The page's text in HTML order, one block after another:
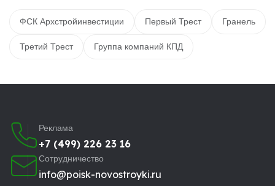
ФСК Архстройинвестиции Первый Трест Гранель
Третий Трест Группа компаний КПД
Реклама
+7 (499) 226 23 16
Сотрудничество
info@poisk-novostroyki.ru